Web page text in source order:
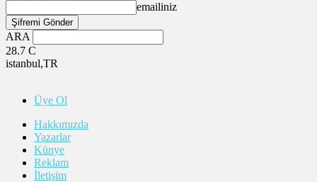
emailiniz
ARA
28.7 C
istanbul,TR
Üye Ol
Hakkımızda
Yazarlar
Künye
Reklam
İletişim